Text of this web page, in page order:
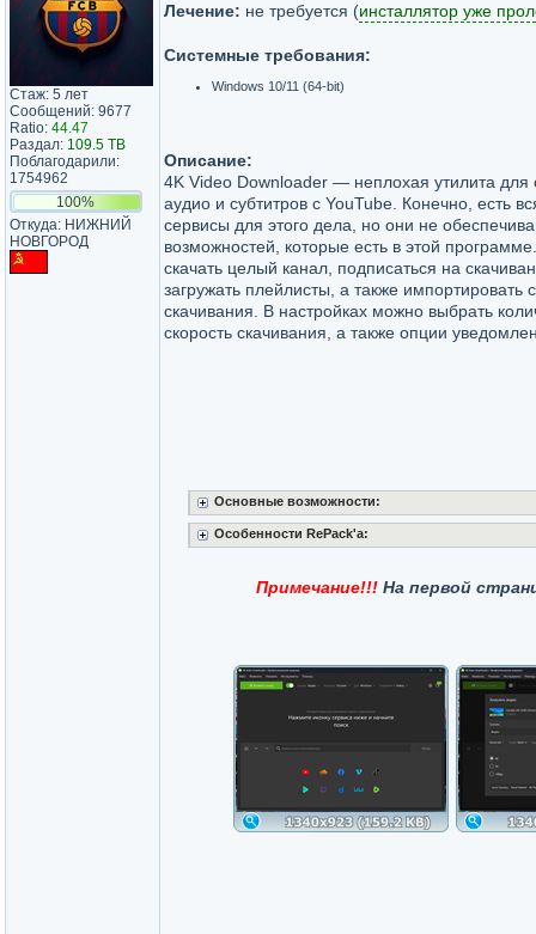
Стаж: 5 лет
Сообщений: 9677
Ratio: 44.47
Раздал: 109.5 TB
Поблагодарили:
1754962
100%
Откуда: НИЖНИЙ
НОВГОРОД
Лечение: не требуется (инсталлятор уже
Системные требования:
Windows 10/11 (64-bit)
Описание:
4K Video Downloader — неплохая утилита для
аудио и субтитров с YouTube. Конечно, есть
сервисы для этого дела, но они не
возможностей, которые есть в этой
скачать целый канал, подписаться на
загружать плейлисты, а также импортировать
скачивания. В настройках можно выбрать
скорость скачивания, а также опции
Основные возможности:
Особенности RePack'a:
Примечание!!! На первой